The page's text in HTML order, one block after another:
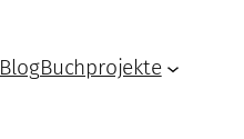
BlogBuchprojekte